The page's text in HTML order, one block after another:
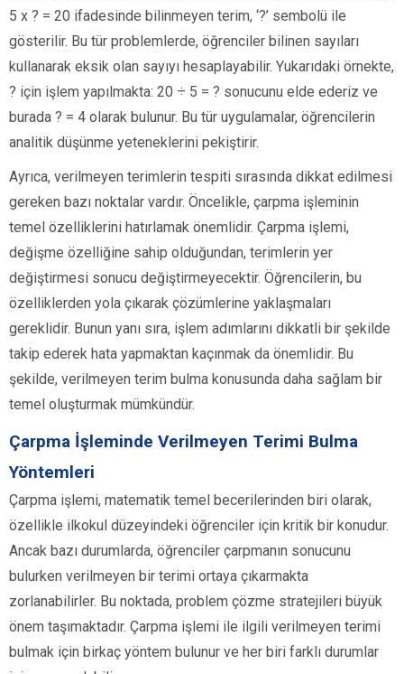
5 x ? = 20 ifadesinde bilinmeyen terim, ‘?’ sembolü ile
gösterilir. Bu tür problemlerde, öğrenciler bilinen sayıları
kullanarak eksik olan sayıyı hesaplayabilir. Yukarıdaki örnekte,
? için işlem yapılmakta: 20 ÷ 5 = ? sonucunu elde ederiz ve
burada ? = 4 olarak bulunur. Bu tür uygulamalar, öğrencilerin
analitik düşünme yeteneklerini pekiştirir.
Ayrıca, verilmeyen terimlerin tespiti sırasında dikkat edilmesi
gereken bazı noktalar vardır. Öncelikle, çarpma işleminin
temel özelliklerini hatırlamak önemlidir. Çarpma işlemi,
değişme özelliğine sahip olduğundan, terimlerin yer
değiştirmesi sonucu değiştirmeyecektir. Öğrencilerin, bu
özelliklerden yola çıkarak çözümlerine yaklaşmaları
gereklidir. Bunun yanı sıra, işlem adımlarını dikkatli bir şekilde
takip ederek hata yapmaktan kaçınmak da önemlidir. Bu
şekilde, verilmeyen terim bulma konusunda daha sağlam bir
temel oluşturmak mümkündür.
Çarpma İşleminde Verilmeyen Terimi Bulma
Yöntemleri
Çarpma işlemi, matematik temel becerilerinden biri olarak,
özellikle ilkokul düzeyindeki öğrenciler için kritik bir konudur.
Ancak bazı durumlarda, öğrenciler çarpmanın sonucunu
bulurken verilmeyen bir terimi ortaya çıkarmakta
zorlanabilirler. Bu noktada, problem çözme stratejileri büyük
önem taşımaktadır. Çarpma işlemi ile ilgili verilmeyen terimi
bulmak için birkaç yöntem bulunur ve her biri farklı durumlar